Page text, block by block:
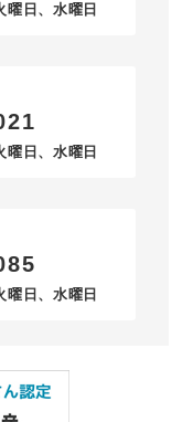
日、水曜日
日、水曜日
日、水曜日